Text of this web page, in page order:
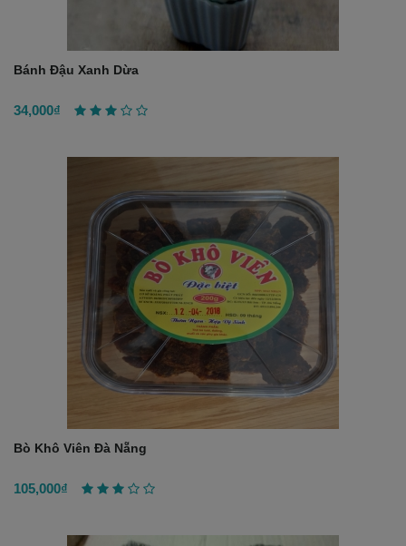
Bánh Đậu Xanh Dừa
34,000₫
Bò Khô Viên Đà Nẵng
105,000₫